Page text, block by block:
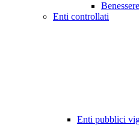
Enti controllati
Enti pubblici